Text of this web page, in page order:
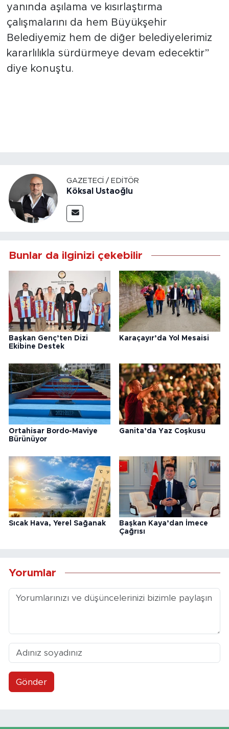
yanında aşılama ve kısırlaştırma
çalışmalarını da hem Büyükşehir
Belediyemiz hem de diğer belediyelerimiz
kararlılıkla sürdürmeye devam edecektir”
diye konuştu.
GAZETECI / EDITÖR
Köksal Ustaoğlu
Bunlar da ilginizi çekebilir
Başkan Genç’ten Dizi
Ekibine Destek
Karaçayır’da Yol Mesaisi
Ortahisar Bordo-Maviye
Bürünüyor
Ganita’da Yaz Coşkusu
Sıcak Hava, Yerel Sağanak
Başkan Kaya’dan İmece
Çağrısı
Yorumlar
Gönder